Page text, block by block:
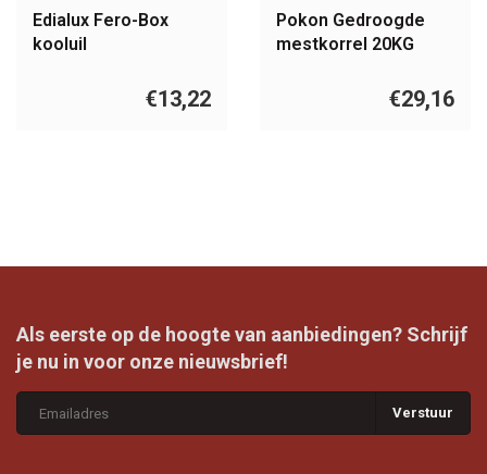
Edialux Fero-Box
kooluil
€13,22
Pokon Gedroogde
mestkorrel 20KG
€29,16
Als eerste op de hoogte van aanbiedingen? Schrijf
je nu in voor onze nieuwsbrief!
Verstuur